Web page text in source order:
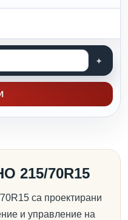
215/70R15
са проектирани
и управление на